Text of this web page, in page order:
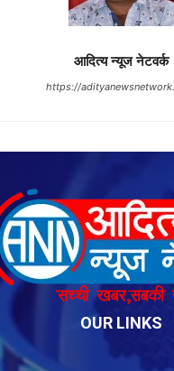
OUR LINKS